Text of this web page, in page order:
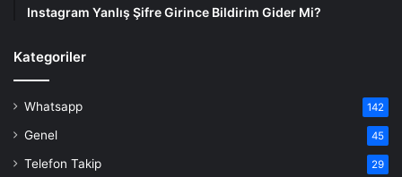
Instagram Yanlış Şifre Girince Bildirim Gider Mi?
Kategoriler
Whatsapp 142
Genel 45
Telefon Takip 29